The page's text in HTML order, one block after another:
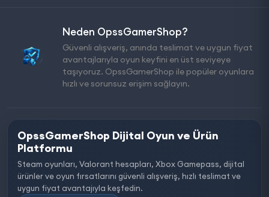
Neden OpssGamerShop?
Güvenli alışveriş, anında teslimat ve uygun fiyat
avantajlarıyla oyun keyfini en üst seviyeye
taşıyoruz. OpssGamerShop ile popüler oyunlara
hızlı ve sorunsuz erişim sağlayın.
OpssGamerShop Dijital Oyun ve Ürün
Platformu
Steam oyunları, Valorant hesapları, Xbox Gamepass, dijital
ürünler ve oyun fırsatlarını güvenli alışveriş, hızlı teslimat ve
uygun fiyat avantajıyla keşfedin.